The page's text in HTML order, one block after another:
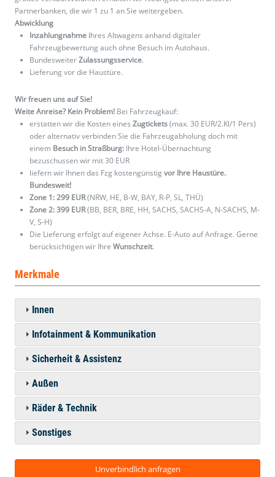
Partnerbanken, die wir 1 zu 1 an Sie weitergeben.
Abwicklung
Inzahlungnahme Ihres Altwagens anhand digitaler
Fahrzeugbewertung auch ohne Besuch im Autohaus.
BundesweiterZulassungsservice.
Lieferung vor die Haustüre.
Wir freuen uns auf Sie!
Weite Anreise? Kein Problem! Bei Fahrzeugkauf:
erstatten wir die Kosten eines Zugtickets(max. 30 EUR/2.Kl/1 Pers)
oder alternativ verbinden Sie die Fahrzeugabholung doch mit
einem Besuch in Straßburg: Ihre Hotel-Übernachtung
bezuschussen wir mit 30 EUR
liefern wir Ihnen das Fzg kostengünstig vor Ihre Haustüre.
Bundesweit!
Zone 1: 299 EUR(NRW, HE, B-W, BAY, R-P, SL, THÜ)
Zone 2: 399 EUR(BB, BER, BRE, HH, SACHS, SACHS-A, N-SACHS, M-
V, S-H)
Die Lieferung erfolgt auf eigener Achse. E-Auto auf Anfrage. Gerne
berücksichtigen wir Ihre Wunschzeit.
Merkmale
Innen
Infotainment & Kommunikation
Sicherheit & Assistenz
Außen
Räder & Technik
Sonstiges
Unverbindlich anfragen